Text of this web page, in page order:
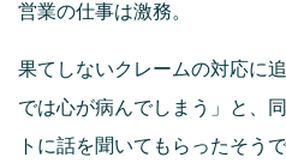
営業の仕事は激務。
果てしないクレームの対応に
では心が病んでしまう」と、
トに話を聞いてもらったそうで